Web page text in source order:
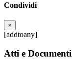
Condividi
×
[addtoany]
Atti e Documenti